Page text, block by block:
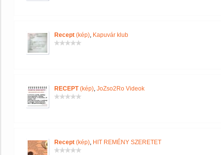
Recept (kép), Kapuvár klub
RECEPT(kép), JoZso2Ro Videok
Recept (kép), HIT REMÉNY SZERETET